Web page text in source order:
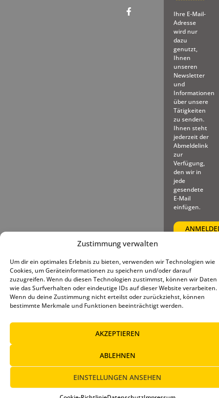
Zustimmung verwalten
Um dir ein optimales Erlebnis zu bieten, verwenden wir Technologien wie
Cookies, um Geräteinformationen zu speichern und/oder darauf
zuzugreifen. Wenn du diesen Technologien zustimmst, können wir Daten
wie das Surfverhalten oder eindeutige IDs auf dieser Website verarbeiten.
Wenn du deine Zustimmung nicht erteilst oder zurückziehst, können
bestimmte Merkmale und Funktionen beeinträchtigt werden.
AKZEPTIEREN
ABLEHNEN
EINSTELLUNGEN ANSEHEN
Ihre E-Mail-
Adresse
wird nur
dazu
genutzt,
Ihnen
unseren
Newsletter
und
Informationen
über unsere
Tätigkeiten
zu senden.
Ihnen steht
jederzeit der
Abmeldelink
zur
Verfügung,
den wir in
jede
gesendete
E-Mail
einfügen.
© 2025 – Deutscher Baseball
und Softball Verband e.V.
Impressum |Datenschutz|
Cookie-Richtlinie (EU)